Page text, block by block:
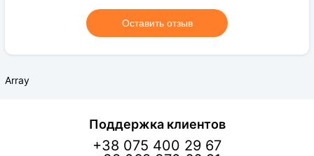
Оставить отзыв
Array
Поддержка клиентов
+38 075 400 29 67